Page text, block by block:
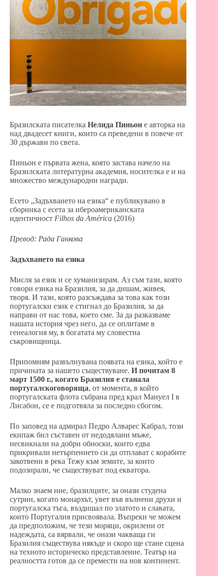
Бразилската писателка Нелида Пиньон е авторка на
над двадесет книги, които са преведени в повече от
30 държави по света.
Пиньон е първата жена, която застава начело на
Бразилската литературна академия, носителка е и на
множество международни награди.
Есето „Задъхването на езика“ е публикувано в
сборника с есета за ибероамериканската
идентичност Filhos da América (2016)
Превод: Рада Ганкова
Задъхването на езика
Мисля за език и се хуманизирам. Аз съм тази, която
говори езика на Бразилия, за да дишам, живея,
творя. И тази, която разсъждава за това как този
португалски език е стигнал до Бразилия, за да
направи от нас това, което сме. За да разказваме
нашата история чрез него, да се оплитаме в
генеалогия му, в богатата му словестна
съкровищница.
Припомням развълнувана появата на езика, който е
причината за нашето съществуване. И почитам 8
март 1500 г., когато Бразилия е станала
португалскоговоряща, от момента, в който
португалската флота събрана пред крал Мануел I в
Лисабон, се е подготвяла за последно сбогом.
По заповед на адмирал Педро Алварес Кабрал, този
екипаж бил съставен от недодялани мъже,
несвикнали на добри обноски, които едва
прикривали нетърпението си да отплават с корабите
закотвени в река Тежу към земите, за които
подозирали, че съществуват под екватора.
Малко знаем ние, бразилците, за онази студена
сутрин, когато монархът, увет във вълнени друхи и
португалска тъга, въздишал по златото и славата,
които Португалия присвоявала. Въпреки че можем
да предположим, че тези моряци, окрилени от
надеждата, са вярвали, че онази чакваща ги
Бразилия съществува някъде и скоро ще стане сцена
на техното историческо представление. Театър на
реалността готов да се премести на нов континент.